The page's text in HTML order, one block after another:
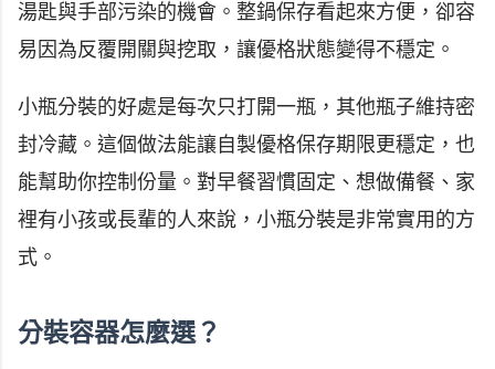
湯匙與手部污染的機會。整鍋保存看起來方便，卻容
易因為反覆開關與挖取，讓優格狀態變得不穩定。
小瓶分裝的好處是每次只打開一瓶，其他瓶子維持密
封冷藏。這個做法能讓自製優格保存期限更穩定，也
能幫助你控制份量。對早餐習慣固定、想做備餐、家
裡有小孩或長輩的人來說，小瓶分裝是非常實用的方
式。
分裝容器怎麼選？